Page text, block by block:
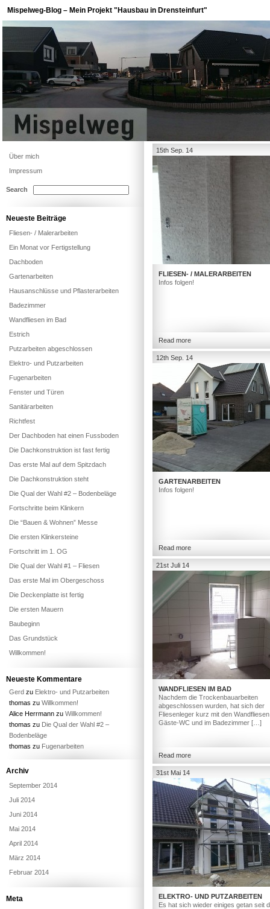
Mispelweg-Blog – Mein Projekt "Hausbau in Drensteinfurt"
15th Sep. 14
FLIESEN- / MALERARBEITEN
Infos folgen!
Read more
12th Sep. 14
GARTENARBEITEN
Infos folgen!
Read more
21st Juli 14
WANDFLIESEN IM BAD
Nachdem die Trockenbauarbeiten
abgeschlossen wurden, hat sich der
Fliesenleger kurz mit den
Gäste-WC und im Badezimmer […]
Read more
31st Mai 14
ELEKTRO- UND PUTZARBEITEN
Es hat sich wieder einiges getan seit
Über mich
Impressum
Search
Neueste Beiträge
Fliesen- / Malerarbeiten
Ein Monat vor Fertigstellung
Dachboden
Gartenarbeiten
Hausanschlüsse und Pflasterarbeiten
Badezimmer
Wandfliesen im Bad
Estrich
Putzarbeiten abgeschlossen
Elektro- und Putzarbeiten
Fugenarbeiten
Fenster und Türen
Sanitärarbeiten
Richtfest
Der Dachboden hat einen Fussboden
Die Dachkonstruktion ist fast fertig
Das erste Mal auf dem Spitzdach
Die Dachkonstruktion steht
Die Qual der Wahl #2 – Bodenbeläge
Fortschritte beim Klinkern
Die “Bauen & Wohnen” Messe
Die ersten Klinkersteine
Fortschritt im 1. OG
Die Qual der Wahl #1 – Fliesen
Das erste Mal im Obergeschoss
Die Deckenplatte ist fertig
Die ersten Mauern
Baubeginn
Das Grundstück
Willkommen!
Neueste Kommentare
Gerd zu Elektro- und Putzarbeiten
thomas zu Willkommen!
Alice Herrmann zu Willkommen!
thomas zu Die Qual der Wahl #2 –
Bodenbeläge
thomas zu Fugenarbeiten
Archiv
September 2014
Juli 2014
Juni 2014
Mai 2014
April 2014
März 2014
Februar 2014
Meta